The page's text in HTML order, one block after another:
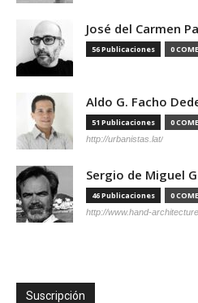
José del Carmen
56 Publicaciones 0
Aldo G. Facho
51 Publicaciones 0
http://urbanistas.lat/
Sergio de Miguel
46 Publicaciones 0
http://www.hand-
Suscripción